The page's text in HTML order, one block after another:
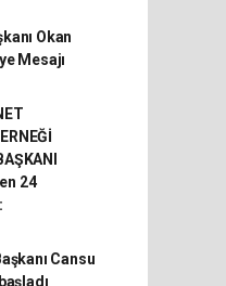
Okan
Mesajı
24
Cansu